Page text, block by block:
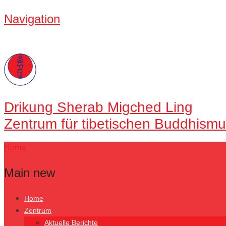
Navigation
Drikung Sherab Migched Ling
Zentrum für tibetischen
Home
Main new
Home
Zentrum
Aktuelle Berichte